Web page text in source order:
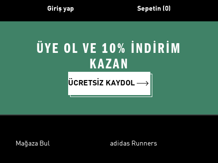
Giriş yap Sepetin (0)
ÜYE OL VE 10% İNDİRİM
KAZAN
ÜCRETSİZ KAYDOL
Mağaza Bul adidas Runners